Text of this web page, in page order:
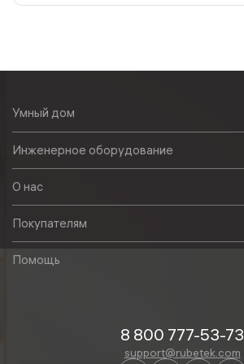
Умный дом
Инженерное оборудование
О нас
Покупателям
Помощь
8 800 777-53-73
support@rubetek.com